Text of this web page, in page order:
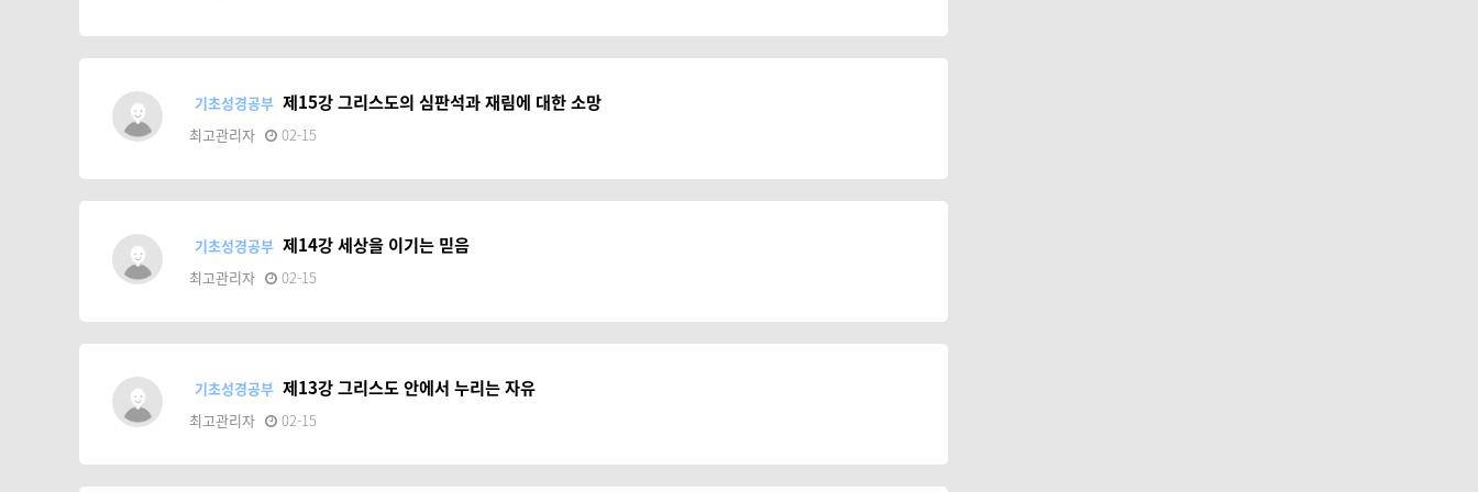
기초성경공부 제15강 그리스도의 심판석과 재림에 대한 소망
최고관리자 02-15
기초성경공부 제14강 세상을 이기는 믿음
최고관리자 02-15
기초성경공부 제13강 그리스도 안에서 누리는 자유
최고관리자 02-15